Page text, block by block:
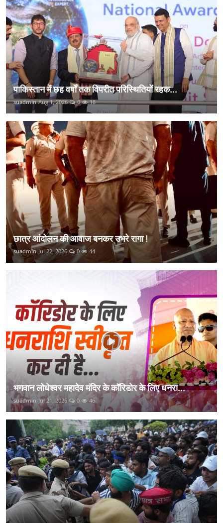
पाकिस्तान में छह वर्षों तक विपरीत परिस्थितियों रहक...
suadmin Aug 1, 2026 0 18
छात्र आंदोलन की आवाज बनकर उभरे रागा !
suadmin Jul 22, 2026 0 44
भगवान लोधेश्वर महादेव मंदिर के कॉरिडोर के लिए धनरा...
suadmin Jul 21, 2026 0 46